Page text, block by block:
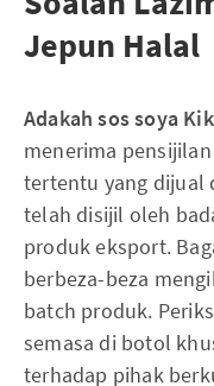
Jepun Halal
Adakah sos soya
menerima
tertentu yang dijual
telah disijil oleh
produk eksport.
berbeza-beza
batch produk.
semasa di botol
terhadap pihak